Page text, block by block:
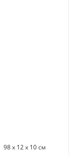
98 х 12 х 10 см